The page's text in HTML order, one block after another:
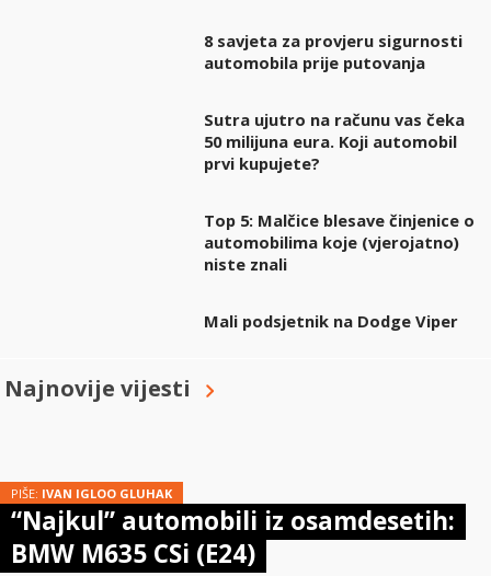
8 savjeta za provjeru sigurnosti
automobila prije putovanja
Sutra ujutro na računu vas čeka
50 milijuna eura. Koji automobil
prvi kupujete?
Top 5: Malčice blesave činjenice o
automobilima koje (vjerojatno)
niste znali
Mali podsjetnik na Dodge Viper
Najnovije vijesti
PIŠE: IVAN IGLOO GLUHAK
“Najkul” automobili iz osamdesetih:
BMW M635 CSi (E24)